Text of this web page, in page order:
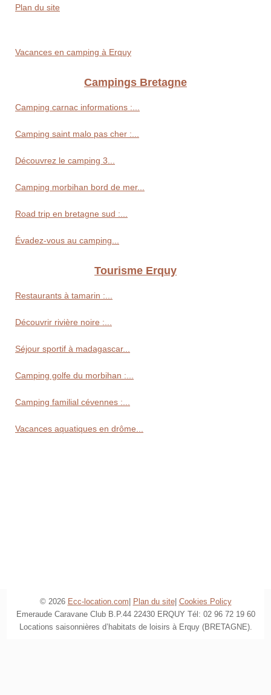
Plan du site
Vacances en camping à Erquy
Campings Bretagne
Camping carnac informations :...
Camping saint malo pas cher :...
Découvrez le camping 3...
Camping morbihan bord de mer...
Road trip en bretagne sud :...
Évadez-vous au camping...
Tourisme Erquy
Restaurants à tamarin :...
Découvrir rivière noire :...
Séjour sportif à madagascar...
Camping golfe du morbihan :...
Camping familial cévennes :...
Vacances aquatiques en drôme...
© 2026 Ecc-location.com Plan du site| Cookies Policy
Emeraude Caravane Club B.P.44 22430 ERQUY Tél: 02 96 72 19 60
Locations saisonnières d’habitats de loisirs à Erquy (BRETAGNE).